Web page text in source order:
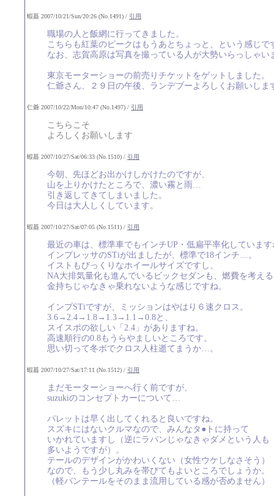
蝦蟇 2007/10/21/Sun/20:26 (No.1491) / 引用
職場の人と飯網に行ってきました。
こちらも紅葉のピークはもうあとちょっと、という感じで
なお、志賀高原は写真を撮っている人が大勢いらっしゃい
東京モーターショーの前売りチケットをゲットしました。
仁爺さん、２９日の午後、ランデブーよろしくお願いしま
仁爺 2007/10/22/Mon/10:47 (No.1497) / 引用
こちらこそ
よろしくお願いします
蝦蟇 2007/10/27/Sat/06:33 (No.1510) / 引用
今朝、先ほどお出かけしかけたのですが、
山を上りかけたところで、濃い霧と雨…
引き返してきてしまいました。
今日は大人しくしています。
蝦蟇 2007/10/27/Sat/07:05 (No.1511) / 引用
最近の車は、標準車でもインチUP・低扁平率化しています
インプレッサのSTiが出ましたが、標準で18インチ…。
イストもびっくりなホイールサイズですし、
NA大排気量化も進んでいるビックセダンも、燃費を考え
金持ちじゃなきゃ乗れないような感じですね。
インプSTiですが、ミッションはやはり６速クロス。
3.6→2.4→1.8→1.3→1.1→0.8と、
スイスポの欲しい「2.4」がありますね。
高速順行の0.8もうらやましいところです。
思い切って冬ボでクロス人柱逝てまうか…。
蝦蟇 2007/10/27/Sat/17:11 (No.1512) / 引用
まだモーターショーへ行く前ですが、
suzukiのコンセプトカーについて…
パレットは早く出してくれると良いですね。
スズキにはないクルマなので、みんなタ●トに持って
いかれていますし（逆にラパンじゃなきゃダメという人も
多いようですが）。
テールのデザインがかわいくない（女性ウケしなさそう）
なので、もう少し丸みを帯びてもよいところでしょうか。
（軽バンテールをそのまま流用している感が否めません）